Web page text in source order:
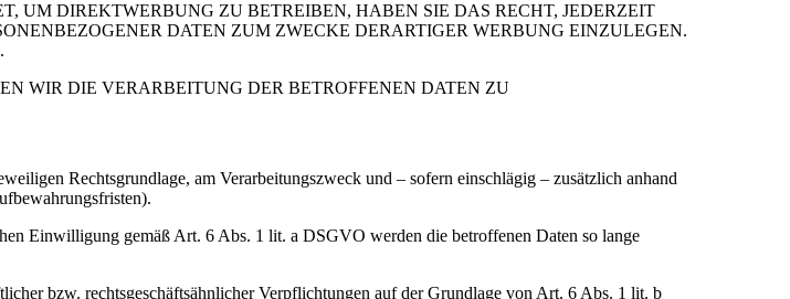
UM DIREKTWERBUNG ZU BETREIBEN, HABEN SIE DAS RECHT, JEDERZEIT
DATEN ZUM ZWECKE DERARTIGER WERBUNG EINZULEGEN.
WIR DIE VERARBEITUNG DER BETROFFENEN DATEN ZU
Rechtsgrundlage, am Verarbeitungszweck und – sofern einschlägig – zusätzlich anhand
Einwilligung gemäß Art. 6 Abs. 1 lit. a DSGVO werden die betroffenen Daten so lange
bzw. rechtsgeschäftsähnlicher Verpflichtungen auf der Grundlage von Art. 6 Abs. 1 lit. b